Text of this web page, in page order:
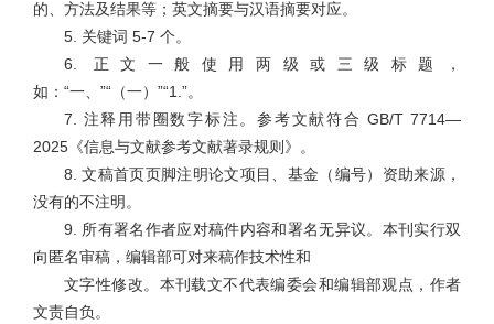
的、方法及结果等；英文摘要与汉语摘要对应。
5. 关键词 5-7 个。
6. 正文一般使用两级或三级标题，
如：“一、”“（一）”“1.”。
7. 注释用带圈数字标注。参考文献符合 GB/T 7714—
2025《信息与文献参考文献著录规则》。
8. 文稿首页页脚注明论文项目、基金（编号）资助来源，
没有的不注明。
9. 所有署名作者应对稿件内容和署名无异议。本刊实行双
向匿名审稿，编辑部可对来稿作技术性和
文字性修改。本刊载文不代表编委会和编辑部观点，作者
文责自负。